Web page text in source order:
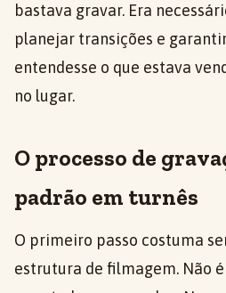
bastava gravar. Era
planejar transições e
entendesse o que estava
no lugar.
O processo de
padrão em turnês
O primeiro passo costuma
estrutura de filmagem. Não